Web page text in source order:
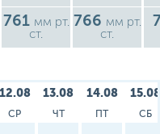
761 мм рт.
ст.
766 мм рт.
ст.
12.08
СР
13.08
ЧТ
14.08
ПТ
15.08
СБ